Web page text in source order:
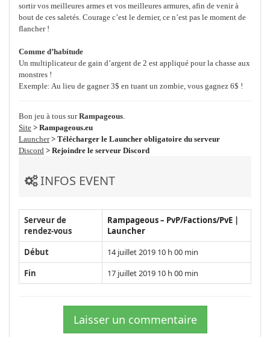
sortir vos meilleures armes et vos meilleures armures, afin de venir à
bout de ces saletés. Courage c’est le dernier, ce n’est pas le moment de
flancher !
Comme d’habitude
Un multiplicateur de gain d’argent de 2 est appliqué pour la chasse aux
monstres !
Exemple: Au lieu de gagner 3$ en tuant un zombie, vous gagnez 6$ !
Bon jeu à tous surRampageous.
Site > Rampageous.eu
Launcher > Télécharger le Launcher obligatoire du serveur
Discord > Rejoindre le serveur Discord
INFOS EVENT
Serveur de
rendez-vous
Rampageous – PvP/Factions/PvE |
Launcher
Début
14 juillet 2019 10 h 00 min
Fin
17 juillet 2019 10 h 00 min
Laisser un commentaire